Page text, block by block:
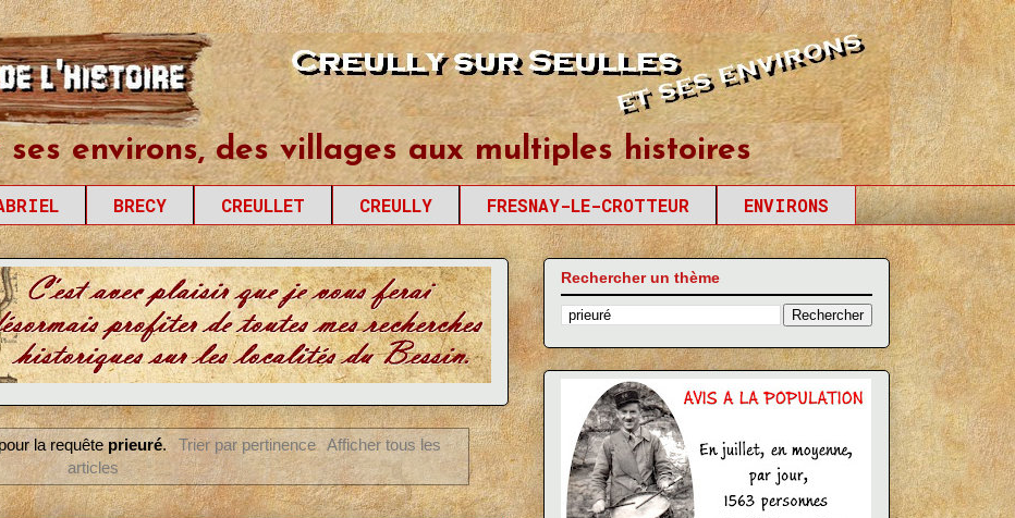
environs, des villages aux multiples histoires
BRECY CREULLET CREULLY FRESNAY-LE-CROTTEUR ENVIRONS
la requête prieuré. Trier par pertinence Afficher tous les
articles
Rechercher un thème